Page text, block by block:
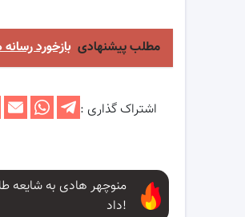
مطلب پیشنهادی بازخورد
اشتراک گذاری :
منوچهر هادی به شایعه
داد!